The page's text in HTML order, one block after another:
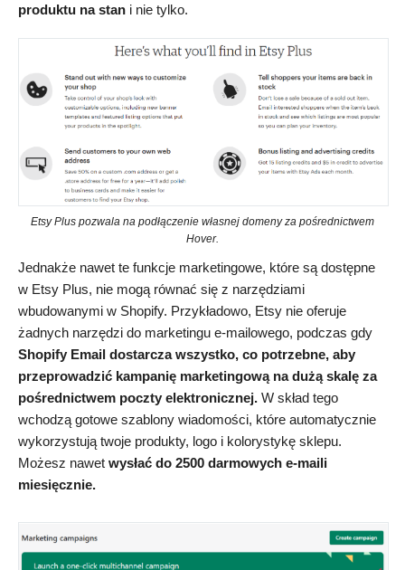
produktu na stan i nie tylko.
Etsy Plus pozwala na podłączenie własnej domeny za pośrednictwem
Hover.
Jednakże nawet te funkcje marketingowe, które są dostępne
w Etsy Plus, nie mogą równać się z narzędziami
wbudowanymi w Shopify. Przykładowo, Etsy nie oferuje
żadnych narzędzi do marketingu e-mailowego, podczas gdy
Shopify Email dostarcza wszystko, co potrzebne, aby
przeprowadzić kampanię marketingową na dużą skalę za
pośrednictwem poczty elektronicznej. W skład tego
wchodzą gotowe szablony wiadomości, które automatycznie
wykorzystują twoje produkty, logo i kolorystykę sklepu.
Możesz nawet wysłać do 2500 darmowych e-maili
miesięcznie.